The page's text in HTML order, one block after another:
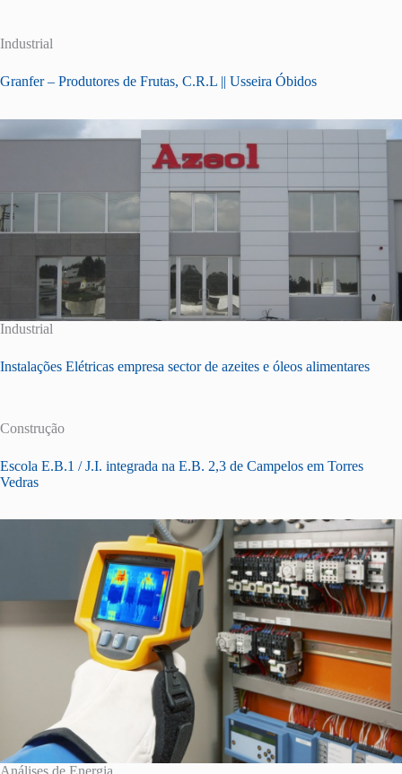
Industrial
Granfer – Produtores de Frutas, C.R.L || Usseira Óbidos
Industrial
Instalações Elétricas empresa sector de azeites e óleos alimentares
Construção
Escola E.B.1 / J.I. integrada na E.B. 2,3 de Campelos em Torres
Vedras